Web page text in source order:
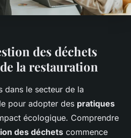
des déchets
la restauration
dans le secteur de la
pour adopter des pratiques
écologique. Comprendre
des déchets commence